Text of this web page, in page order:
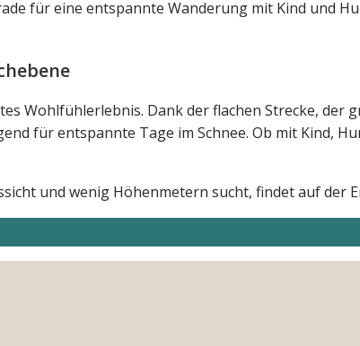
für eine entspannte Wanderung mit Kind und
Wohlfühlerlebnis. Dank der flachen Strecke, der
für entspannte Tage im Schnee. Ob mit Kind,
und wenig Höhenmetern sucht, findet auf der